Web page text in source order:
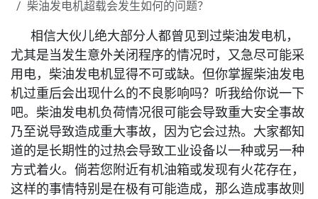
柴油发电机超载会发生如何的问题？
相信大伙儿绝大部分人都曾见到过柴油发电机，
尤其是当发生意外关闭程序的情况时，又急尽可能采
用电，柴油发电机显得不可或缺。但你掌握柴油发电
机过重后会出现什么的不良影响吗？听我给你说一下
吧。柴油发电机负荷情况很可能会导致重大安全事故
乃至说导致造成重大事故，因为它会过热。大家都知
道的是长期性的过热会导致工业设备以一种或另一种
方式着火。倘若您附近有机油箱或发现有火花存在，
这样的事情特别是在极有可能造成，那么造成事故则